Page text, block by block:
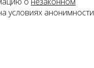
условиях анонимности